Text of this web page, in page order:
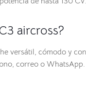
aircross?
versátil, cómodo y
correo o WhatsApp.